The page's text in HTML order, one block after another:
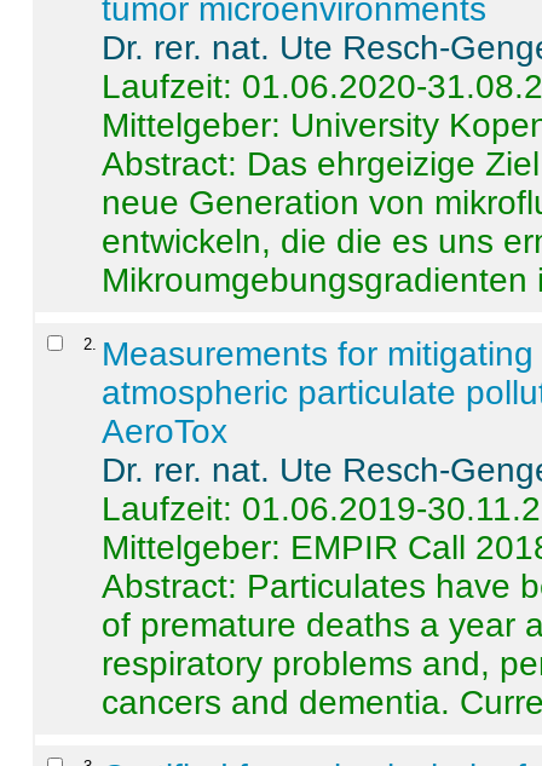
tumor microenvironments
Dr. rer. nat. Ute Resch-
Laufzeit: 01.06.2020-
Mittelgeber: University
Abstract: Das ehrgeizige
neue Generation von
entwickeln, die die es uns
Mikroumgebungsgradienten
2
Measurements for
atmospheric particulate
AeroTox
Dr. rer. nat. Ute Resch-
Laufzeit: 01.06.2019-
Mittelgeber: EMPIR Call
Abstract: Particulates have
of premature deaths a year
respiratory problems and,
cancers and dementia.